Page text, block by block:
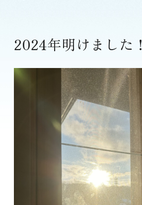
2024年明けました！